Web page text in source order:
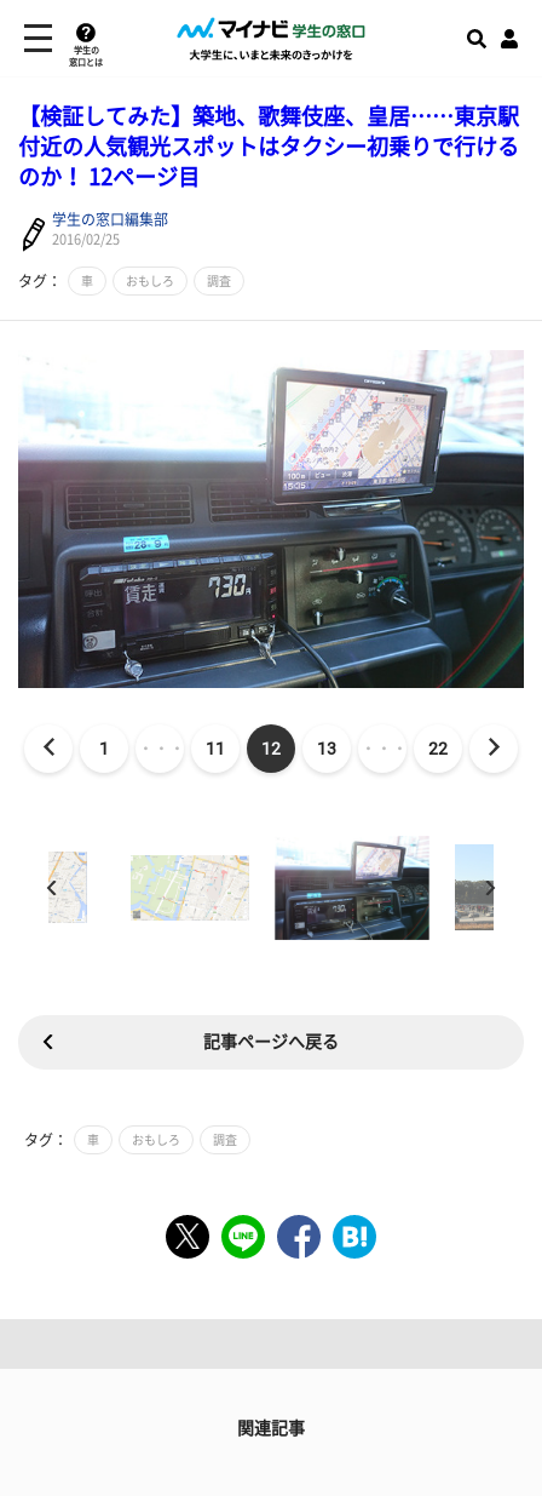
学生の
窓口とは
【検証してみた】築地、歌舞伎座、皇居……東京駅
付近の人気観光スポットはタクシー初乗りで行ける
のか！ 12ページ目
学生の窓口編集部
2016/02/25
タグ： 車 おもしろ 調査
1 ・・・ 11 12 13 ・・・ 22
記事ページへ戻る
タグ： 車 おもしろ 調査
関連記事